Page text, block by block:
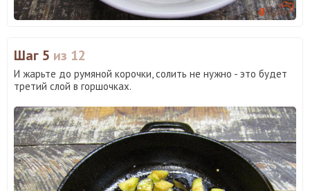
Шаг 5 из 12
И жарьте до румяной корочки, солить не нужно - это будет
третий слой в горшочках.